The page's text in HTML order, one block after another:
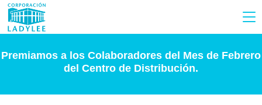
Premiamos a los Colaboradores del Mes de Febrero
del Centro de Distribución.